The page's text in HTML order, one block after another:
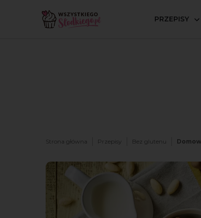
PRZEPISY
Strona główna Przepisy Bez glutenu